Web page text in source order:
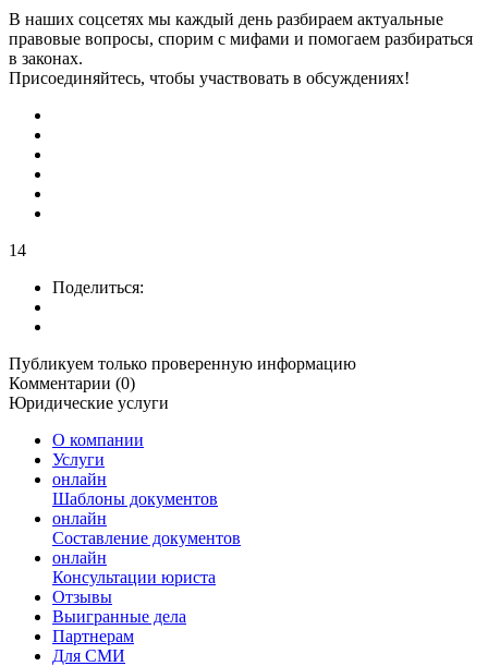
В наших соцсетях мы каждый день разбираем актуальные
правовые вопросы, спорим с мифами и помогаем разбираться
в законах.
Присоединяйтесь, чтобы участвовать в обсуждениях!
14
Поделиться:
Публикуем только проверенную информацию
Комментарии (0)
Юридические услуги
О компании
Услуги
онлайн
Шаблоны документов
онлайн
Составление документов
онлайн
Консультации юриста
Отзывы
Выигранные дела
Партнерам
Для СМИ